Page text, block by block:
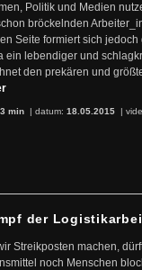
Politik und Medien
bröckelnden
Seite formiert sich
ein lebendiger und
den prekären und
min | datum: 18.05.2015 |
der
Streikposten machen,
noch Menschen